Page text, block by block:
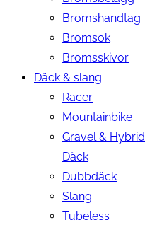
Bromshandtag
Bromsok
Bromsskivor
Däck & slang
Racer
Mountainbike
Gravel & Hybrid
Däck
Dubbdäck
Slang
Tubeless